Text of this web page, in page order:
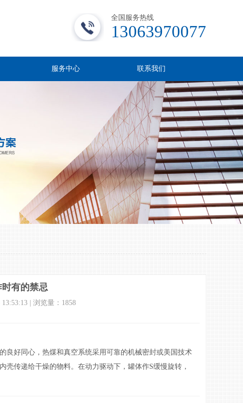
全国服务热线
13063970077
服务中心 联系我们
有的禁忌
| 浏览量： 1858
良好同心，热煤和真空系统采用可靠的机械密封或美国技术
传递给干燥的物料。在动力驱动下，罐体作S缓慢旋转，